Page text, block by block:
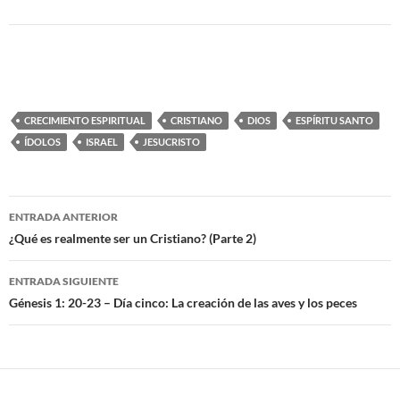
CRECIMIENTO ESPIRITUAL CRISTIANO DIOS
ESPÍRITU SANTO
ÍDOLOS
ISRAEL JESUCRISTO
Navegación
de
entradas
ENTRADA ANTERIOR
¿Qué es realmente ser un Cristiano? (Parte 2)
ENTRADA SIGUIENTE
Génesis 1: 20-23 – Día cinco: La creación de las aves y los peces